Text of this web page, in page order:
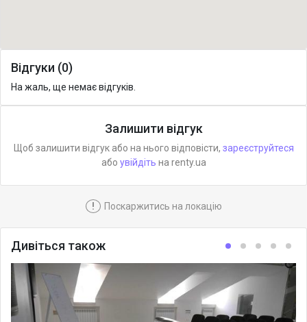
Відгуки (0)
На жаль, ще немає відгуків.
Залишити відгук
Щоб залишити відгук або на нього відповісти, зареєструйтеся
або увійдіть на renty.ua
! Поскаржитись на локацію
Дивіться також